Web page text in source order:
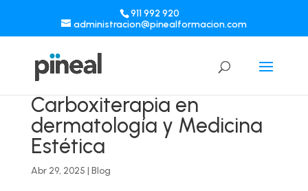
911 992 920
administracion@pinealformacion.com
Carboxiterapia en
dermatología y Medicina
Estética
Abr 29, 2025 | Blog